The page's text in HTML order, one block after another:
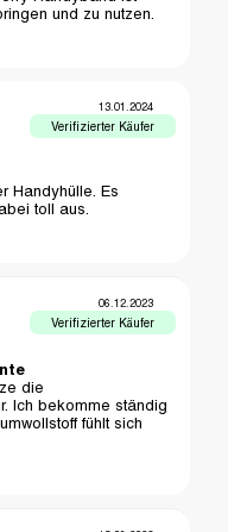
und zu nutzen.
13.01.2024
Handyhülle. Es
toll aus.
06.12.2023
die
Ich bekomme ständig
fühlt sich